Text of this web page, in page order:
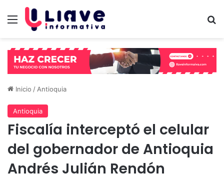
Menú
Inicio / Antioquia
Antioquia
Fiscalía interceptó el celular
del gobernador de Antioquia
Andrés Julián Rendón